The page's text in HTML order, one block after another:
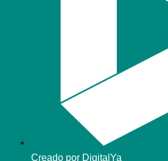
Creado por DigitalYa